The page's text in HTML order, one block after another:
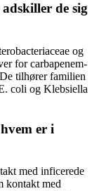
de sig
og
for carbapenem-
tilhører familien
coli og Klebsiella
er i
med inficerede
kontakt med